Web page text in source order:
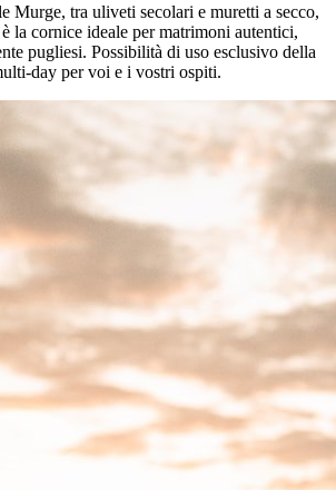
Murge, tra uliveti secolari e muretti a secco,
la cornice ideale per matrimoni autentici,
pugliesi. Possibilità di uso esclusivo della
day per voi e i vostri ospiti.